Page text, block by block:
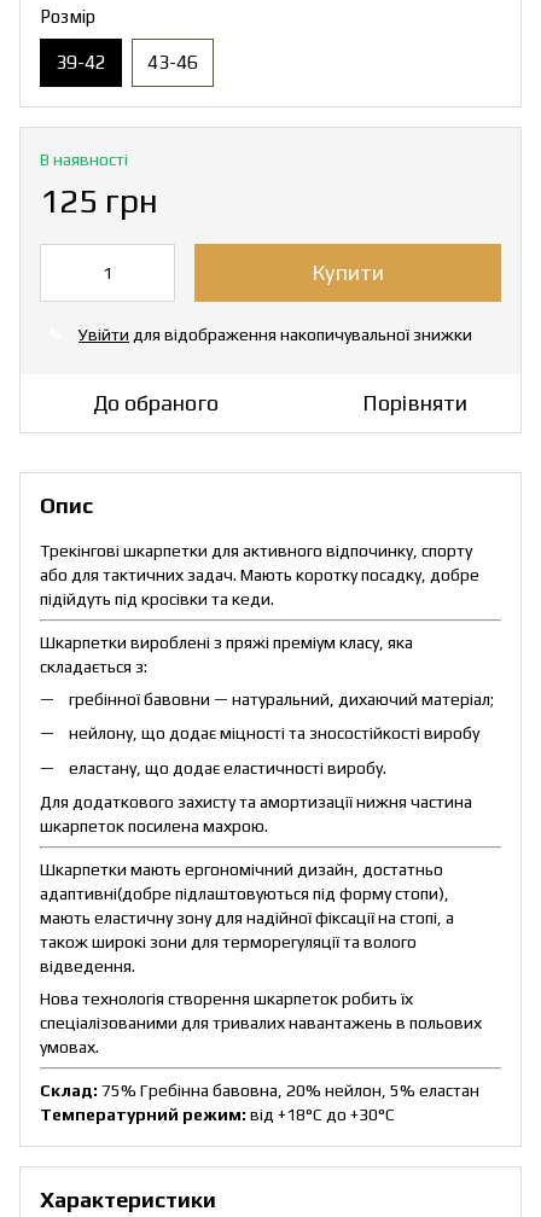
Розмір
39-42 43-46
В наявності
125 грн
Купити
Увійти для відображення накопичувальної знижки
До обраного Порівняти
Опис
Трекінгові шкарпетки для активного відпочинку, спорту
або для тактичних задач. Мають коротку посадку, добре
підійдуть під кросівки та кеди.
Шкарпетки вироблені з пряжі преміум класу, яка
складається з:
гребінної бавовни — натуральний, дихаючий матеріал;
нейлону, що додає міцності та зносостійкості виробу
еластану, що додає еластичності виробу.
Для додаткового захисту та амортизації нижня частина
шкарпеток посилена махрою.
Шкарпетки мають ергономічний дизайн, достатньо
адаптивні(добре підлаштовуються під форму стопи),
мають еластичну зону для надійної фіксації на стопі, а
також широкі зони для терморегуляції та волого
відведення.
Нова технологія створення шкарпеток робить їх
спеціалізованими для тривалих навантажень в польових
умовах.
Склад: 75% Гребінна бавовна, 20% нейлон, 5% еластан
Температурний режим: від +18°C до +30°C
Характеристики